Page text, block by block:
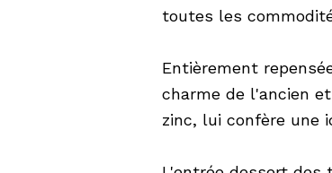
toutes les
Entièrement
charme de l'ancien
zinc, lui confère une